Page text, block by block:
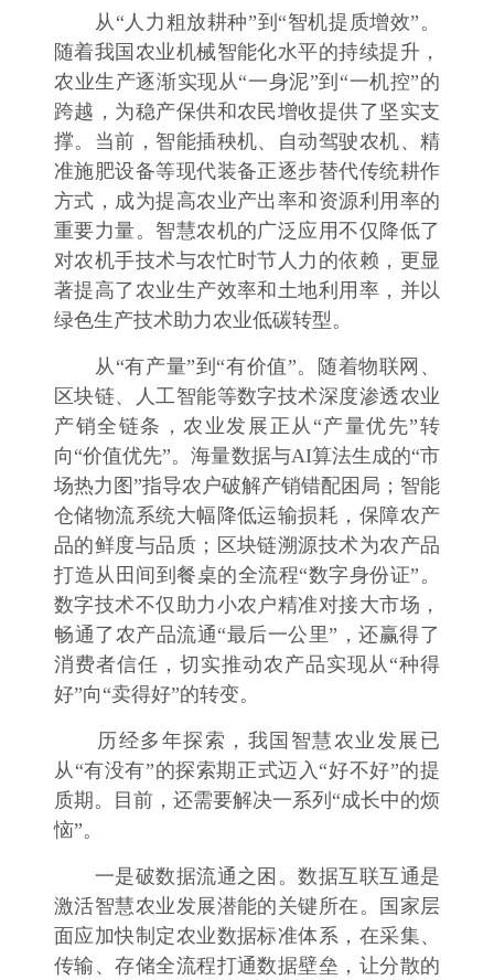
从“人力粗放耕种”到“智机提质增效”。
随着我国农业机械智能化水平的持续提升，
农业生产逐渐实现从“一身泥”到“一机控”的
跨越，为稳产保供和农民增收提供了坚实支
撑。当前，智能插秧机、自动驾驶农机、精
准施肥设备等现代装备正逐步替代传统耕作
方式，成为提高农业产出率和资源利用率的
重要力量。智慧农机的广泛应用不仅降低了
对农机手技术与农忙时节人力的依赖，更显
著提高了农业生产效率和土地利用率，并以
绿色生产技术助力农业低碳转型。
从“有产量”到“有价值”。随着物联网、
区块链、人工智能等数字技术深度渗透农业
产销全链条，农业发展正从“产量优先”转
向“价值优先”。海量数据与AI算法生成的“市
场热力图”指导农户破解产销错配困局；智能
仓储物流系统大幅降低运输损耗，保障农产
品的鲜度与品质；区块链溯源技术为农产品
打造从田间到餐桌的全流程“数字身份证”。
数字技术不仅助力小农户精准对接大市场，
畅通了农产品流通“最后一公里”，还赢得了
消费者信任，切实推动农产品实现从“种得
好”向“卖得好”的转变。
历经多年探索，我国智慧农业发展已
从“有没有”的探索期正式迈入“好不好”的提
质期。目前，还需要解决一系列“成长中的烦
恼”。
一是破数据流通之困。数据互联互通是
激活智慧农业发展潜能的关键所在。国家层
面应加快制定农业数据标准体系，在采集、
传输、存储全流程打通数据壁垒，让分散的